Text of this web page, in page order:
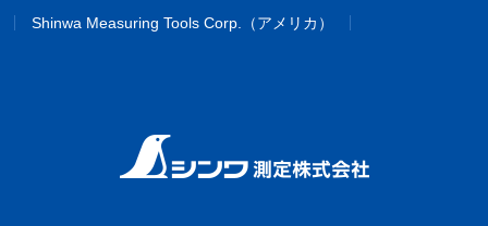
Shinwa Measuring Tools Corp.（アメリカ）